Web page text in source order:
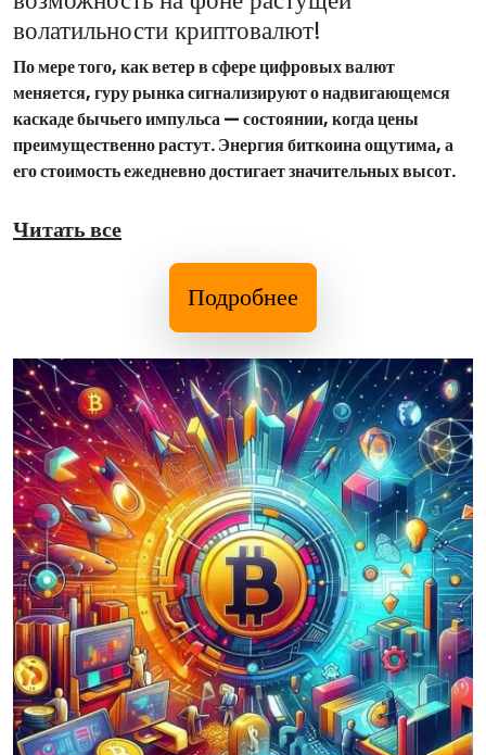
волатильности криптовалют!
По мере того, как ветер в сфере цифровых валют
меняется, гуру рынка сигнализируют о надвигающемся
каскаде бычьего импульса — состоянии, когда цены
преимущественно растут. Энергия биткоина ощутима, а
его стоимость ежедневно достигает значительных высот.
Читать все
Подробнее